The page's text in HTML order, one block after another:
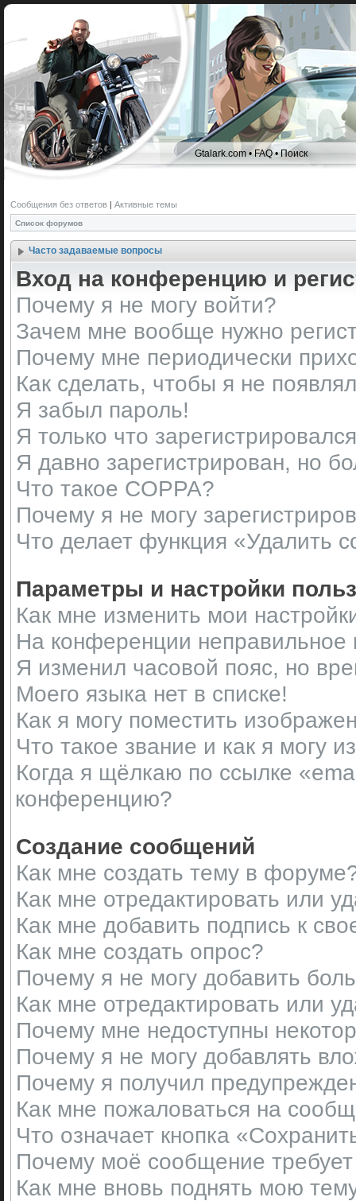
Gtalark.com •FAQ•Поиск
Сообщения без ответов | Активные темы
Список форумов
Часто задаваемые вопросы
Вход на конференцию и
Почему я не могу войти?
Зачем мне вообще нужно
Почему мне периодически
Как сделать, чтобы я не
Я забыл пароль!
Я только что
Я давно зарегистрирован, но
Что такое COPPA?
Почему я не могу
Что делает функция «Удалить
Параметры и настройки
Как мне изменить мои
На конференции неправильное
Я изменил часовой пояс, но
Моего языка нет в списке!
Как я могу поместить
Что такое звание и как я могу
Когда я щёлкаю по ссылке
конференцию?
Создание сообщений
Как мне создать тему в
Как мне отредактировать или
Как мне добавить подпись к
Как мне создать опрос?
Почему я не могу добавить
Как мне отредактировать или
Почему мне недоступны
Почему я не могу добавлять
Почему я получил
Как мне пожаловаться на
Что означает кнопка
Почему моё сообщение
Как мне вновь поднять мою